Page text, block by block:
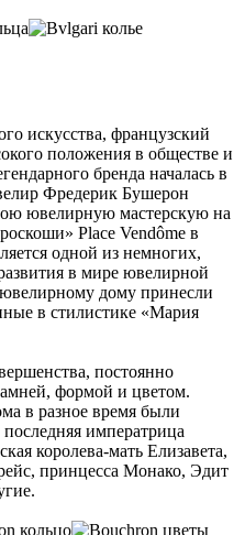
искусства, французский
положения в обществе и
бренда началась в
Фредерик Бушерон
ювелирную мастерскую на
Place Vendôme в
одной из немногих,
в мире ювелирной
дому принесли
в стилистике «Мария
постоянно
формой и цветом.
в разное время были
императрица
королева-мать Елизавета,
принцесса Монако, Эдит